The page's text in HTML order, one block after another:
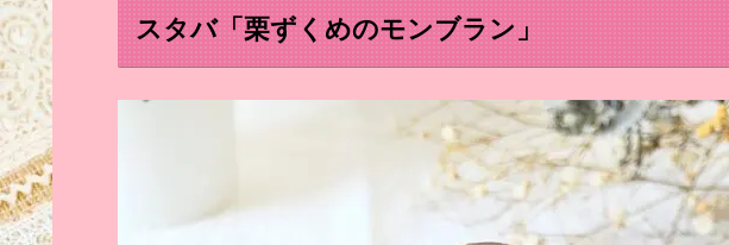
スタバ「栗ずくめのモンブラン」